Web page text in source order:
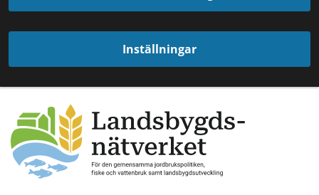
Inställningar